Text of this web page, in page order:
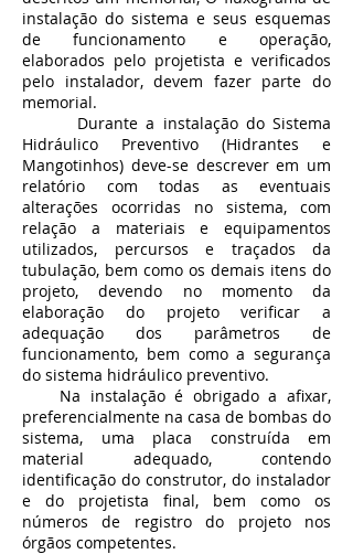
instalação do sistema e seus esquemas
de funcionamento e operação,
elaborados pelo projetista e verificados
pelo instalador, devem fazer parte do
memorial.
Durante a instalação do Sistema
Hidráulico Preventivo (Hidrantes e
Mangotinhos) deve-se descrever em um
relatório com todas as eventuais
alterações ocorridas no sistema, com
relação a materiais e equipamentos
utilizados, percursos e traçados da
tubulação, bem como os demais itens do
projeto, devendo no momento da
elaboração do projeto verificar a
adequação dos parâmetros de
funcionamento, bem como a segurança
do sistema hidráulico preventivo.
Na instalação é obrigado a afixar,
preferencialmente na casa de bombas do
sistema, uma placa construída em
material adequado, contendo
identificação do construtor, do instalador
e do projetista final, bem como os
números de registro do projeto nos
órgãos competentes.